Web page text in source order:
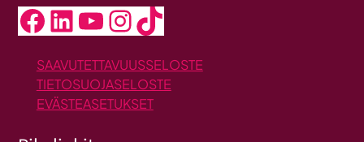
Facebook LinkedIn YouTube InstagramTikTok
SAAVUTETTAVUUSSELOSTE
TIETOSUOJASELOSTE
EVÄSTEASETUKSET